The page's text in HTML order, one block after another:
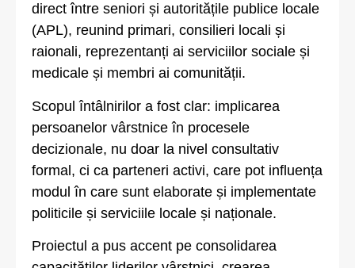
direct între seniori și autoritățile publice locale
(APL), reunind primari, consilieri locali și
raionali, reprezentanți ai serviciilor sociale și
medicale și membri ai comunității.
Scopul întâlnirilor a fost clar: implicarea
persoanelor vârstnice în procesele
decizionale, nu doar la nivel consultativ
formal, ci ca parteneri activi, care pot influența
modul în care sunt elaborate și implementate
politicile și serviciile locale și naționale.
Proiectul a pus accent pe consolidarea